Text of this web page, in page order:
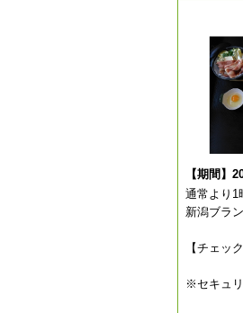
【期間】
通常より1
新潟ブラ
【チェッ
※セキュ